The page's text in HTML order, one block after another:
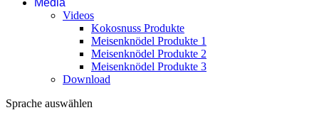
Media
Videos
Kokosnuss Produkte
Meisenknödel Produkte 1
Meisenknödel Produkte 2
Meisenknödel Produkte 3
Download
Sprache auswählen